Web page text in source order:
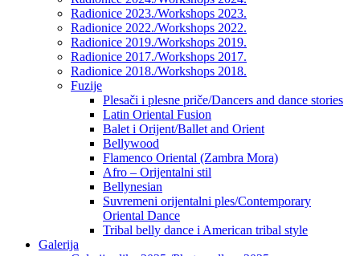
Radionice 2023./Workshops 2023.
Radionice 2022./Workshops 2022.
Radionice 2019./Workshops 2019.
Radionice 2017./Workshops 2017.
Radionice 2018./Workshops 2018.
Fuzije
Plesači i plesne priče/Dancers and dance stories
Latin Oriental Fusion
Balet i Orijent/Ballet and Orient
Bellywood
Flamenco Oriental (Zambra Mora)
Afro – Orijentalni stil
Bellynesian
Suvremeni orijentalni ples/Contemporary
Oriental Dance
Tribal belly dance i American tribal style
Galerija